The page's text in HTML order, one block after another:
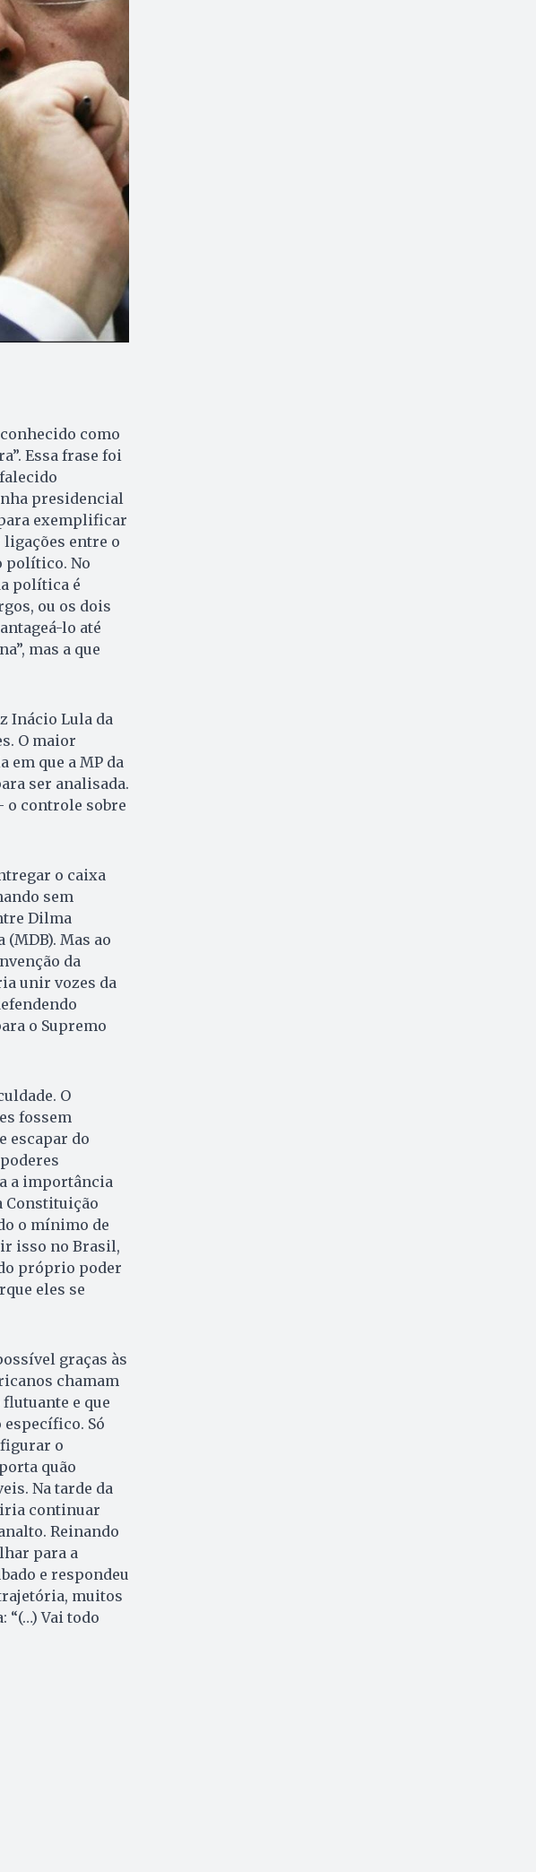
como
Essa frase foi
presidencial
exemplificar
ligações entre o
político. No
política é
ou os dois
lo até
mas a que
Inácio Lula da
O maior
em que a MP da
ser analisada.
o controle sobre
o caixa
sem
Dilma
(MDB). Mas ao
da
unir vozes da
o Supremo
O
fossem
escapar do
a importância
Constituição
o mínimo de
isso no Brasil,
próprio poder
eles se
graças às
chamam
e que
Só
o
quão
Na tarde da
continuar
Reinando
para a
e respondeu
muitos
“(…) Vai todo